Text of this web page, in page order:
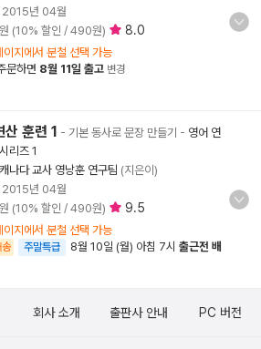
2015년 04월
원 (10% 할인 / 490원) 8.0
이지에서 분철 선택 가능
문하면 8월 11일 출고 변경
산 훈련 1 - 기본 동사로 문장 만들기 - 영어 연
리즈 1
캐나다 교사 영낭훈 연구팀 (지은이)
2015년 04월
원 (10% 할인 / 490원) 9.5
이지에서 분철 선택 가능
주말특급 8월 10일 (월) 아침 7시 출근전 배
회사 소개 출판사 안내 PC 버전